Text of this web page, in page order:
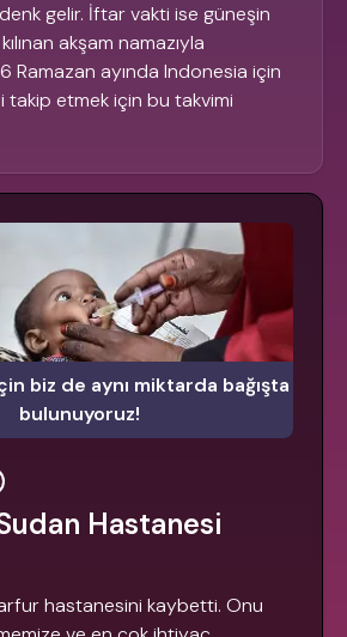
gelir. İftar vakti ise güneşin
akşam namazıyla
Ramazan ayında Indonesia için
takip etmek için bu takvimi
biz de aynı miktarda bağışta
bulunuyoruz!
Hastanesi
hastanesini kaybetti. Onu